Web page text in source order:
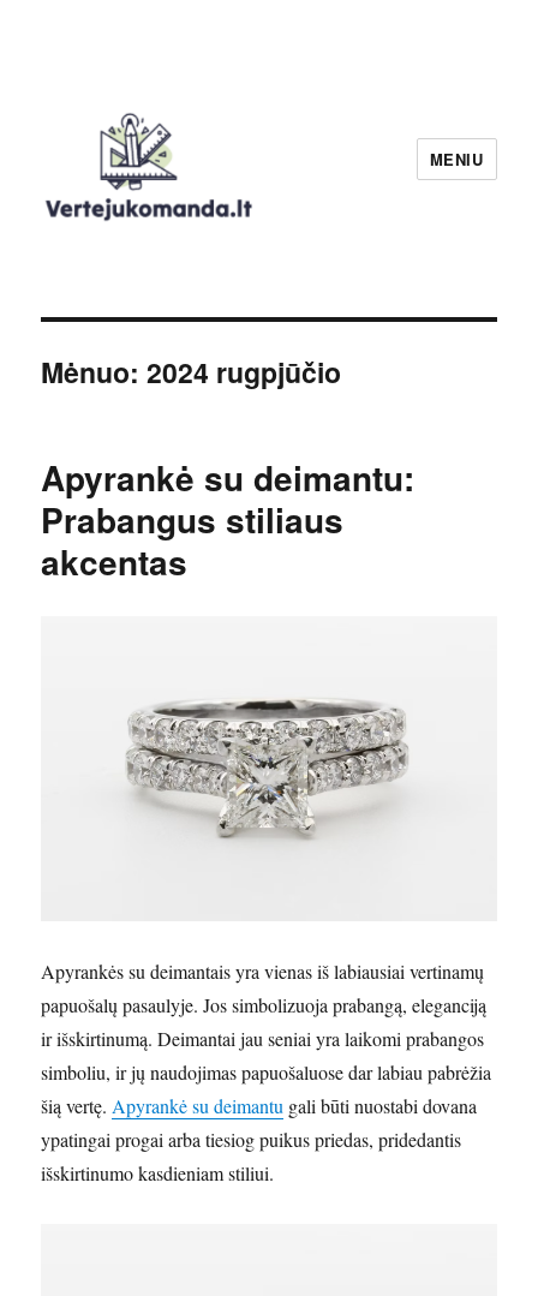
MENIU
Mėnuo:2024 rugpjūčio
Apyrankė su deimantu:
Prabangus stiliaus
akcentas
Apyrankės su deimantais yra vienas iš labiausiai vertinamų
papuošalų pasaulyje. Jos simbolizuoja prabangą, eleganciją
ir išskirtinumą. Deimantai jau seniai yra laikomi prabangos
simboliu, ir jų naudojimas papuošaluose dar labiau pabrėžia
šią vertę. Apyrankė su deimantu gali būti nuostabi dovana
ypatingai progai arba tiesiog puikus priedas, pridedantis
išskirtinumo kasdieniam stiliui.